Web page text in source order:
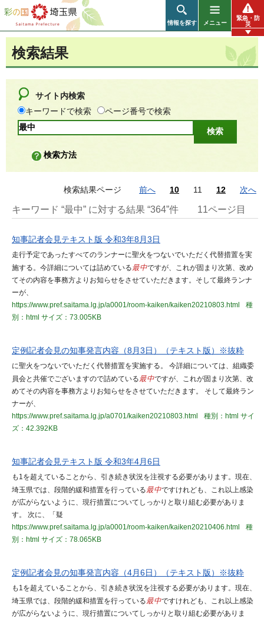
彩の国 埼玉県
情報を探す メニュー
緊急・防
災
検索結果
サイト内検索
キーワードで検索
ページ番号で検索
検索方法
検索結果ページ 前へ 10 11 12 次へ
キーワード “最中” に対する結果 “364”件 11ページ目
知事記者会見テキスト版 令和3年8月3日
走行予定であったすべてのランナーに聖火をつないでいただく代替措置を実
施する。今詳細については詰めている最中ですが、これが固まり次第、改め
てその内容を事務方よりお知らせをさせていただきます。そして最終ランナ
ーが、
https://www.pref.saitama.lg.jp/a0001/room-kaiken/kaiken20210803.html
種
別：html サイズ：73.005KB
定例記者会見の知事発言内容（8月3日）（テキスト版）※抜粋
に聖火をつないでいただく代替措置を実施する。 今詳細については、組織委
員会と共催でございますので詰めている最中ですが、これが固まり次第、改
めてその内容を事務方よりお知らせをさせていただきます。 そして最終ラン
ナーが、
https://www.pref.saitama.lg.jp/a0701/kaiken20210803.html
種別：html サイ
ズ：42.392KB
知事記者会見テキスト版 令和3年4月6日
も1を超えていることから、引き続き状況を注視する必要があります。現在、
埼玉県では、段階的緩和措置を行っている最中ですけれども、これ以上感染
が広がらないように、現行措置についてしっかりと取り組む必要がありま
す。 次に、「疑
https://www.pref.saitama.lg.jp/a0001/room-kaiken/kaiken20210406.html
種
別：html サイズ：78.065KB
定例記者会見の知事発言内容（4月6日）（テキスト版）※抜粋
も1を超えていることから、引き続き状況を注視する必要があります。現在、
埼玉県では、段階的緩和措置を行っている最中ですけれども、これ以上感染
が広がらないように、現行措置についてしっかりと取り組む必要がありま